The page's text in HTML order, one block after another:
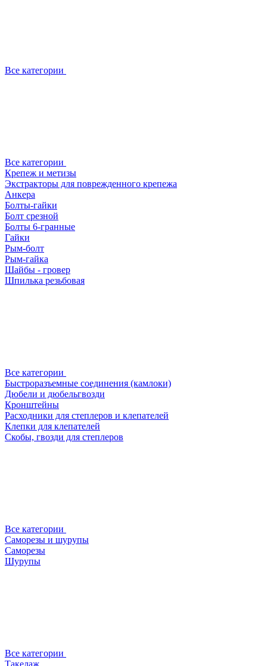
Все категории
Все категории
Крепеж и метизы
Экстракторы для поврежденного крепежа
Анкера
Болты-гайки
Болт срезной
Болты 6-гранные
Гайки
Рым-болт
Рым-гайка
Шайбы - гровер
Шпилька резьбовая
Все категории
Быстроразъемные соединения (камлоки)
Дюбели и дюбельгвозди
Кронштейны
Расходники для степлеров и клепателей
Клепки для клепателей
Скобы, гвозди для степлеров
Все категории
Саморезы и шурупы
Саморезы
Шурупы
Все категории
Такелаж